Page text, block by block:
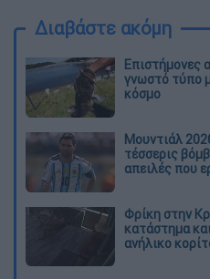
Διαβάστε ακόμη
Επιστήμονες
γνωστό τύπο
κόσμο
Μουντιάλ
τέσσερις
απειλές που
Φρίκη στην
κατάστημα
ανήλικο